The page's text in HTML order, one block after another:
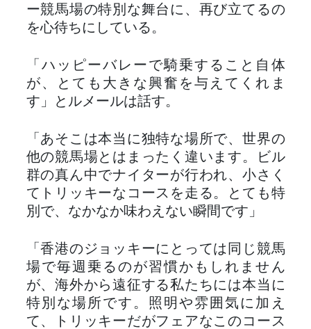
ー競馬場の特別な舞台に、再び立てるの
を心待ちにしている。
「ハッピーバレーで騎乗すること自体
が、とても大きな興奮を与えてくれま
す」とルメールは話す。
「あそこは本当に独特な場所で、世界の
他の競馬場とはまったく違います。ビル
群の真ん中でナイターが行われ、小さく
てトリッキーなコースを走る。とても特
別で、なかなか味わえない瞬間です」
「香港のジョッキーにとっては同じ競馬
場で毎週乗るのが習慣かもしれません
が、海外から遠征する私たちには本当に
特別な場所です。照明や雰囲気に加え
て、トリッキーだがフェアなこのコース